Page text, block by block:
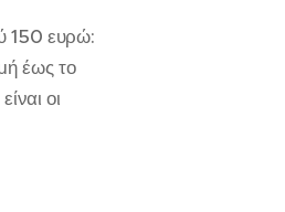
150 ευρώ:
έως το
οι